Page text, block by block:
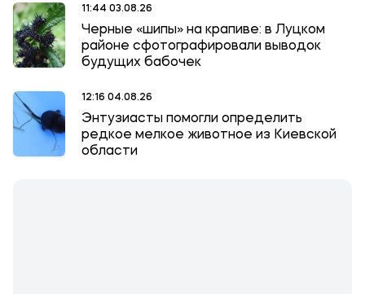
11:44 03.08.26
Черные «шипы» на крапиве: в Луцком
районе сфотографировали выводок
будущих бабочек
12:16 04.08.26
Энтузиасты помогли определить
редкое мелкое животное из Киевской
области